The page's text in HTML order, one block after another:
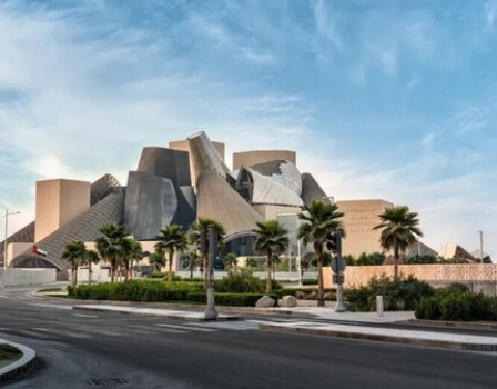
Jadallah）于2024年3月以色列围困加沙希法医院
期间拍摄。两名抗议者隶属于“青年诉求”（Youth
Demand），该组织由气候行动组织“停止石油”
（Just Stop Oil）的学生分支发展而来。行动中，
两人高声呼吁英国停止与以色列的贸易往来。随
后，其中一人将红色液体泼洒在展厅地面，引发现
场观众惊呼，两人随即被警方逮捕。
此次行动发生时，英国艺术机构正接连成为抗议活
动的现场。就在该事件发生几天前，两名年轻的气
候行动人士因向文森特·梵高1888年作品《向日
葵》的玻璃罩泼洒番茄汤而被判处监禁。庭审中，
陪审团获悉，毕加索画作本身并未受损，但泼洒在